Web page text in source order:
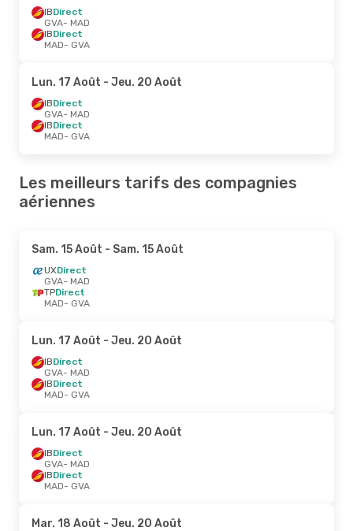
IBDirect
GVA- MAD
IBDirect
MAD- GVA
Lun. 17 Août - Jeu. 20 Août
IBDirect
GVA- MAD
IBDirect
MAD- GVA
Les meilleurs tarifs des compagnies
aériennes
Sam. 15 Août - Sam. 15 Août
UXDirect
GVA- MAD
TPDirect
MAD- GVA
Lun. 17 Août - Jeu. 20 Août
IBDirect
GVA- MAD
IBDirect
MAD- GVA
Lun. 17 Août - Jeu. 20 Août
IBDirect
GVA- MAD
IBDirect
MAD- GVA
Mar. 18 Août - Jeu. 20 Août